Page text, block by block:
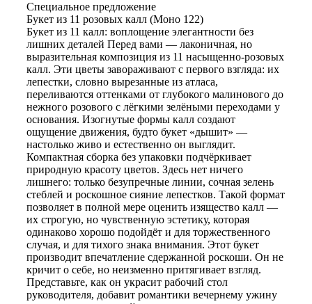
Специальное предложение
Букет из 11 розовых калл (Моно 122)
Букет из 11 калл: воплощение элегантности без
лишних деталей Перед вами — лаконичная, но
выразительная композиция из 11 насыщенно-розовых
калл. Эти цветы завораживают с первого взгляда: их
лепестки, словно вырезанные из атласа,
переливаются оттенками от глубокого малинового до
нежного розового с лёгкими зелёными переходами у
основания. Изогнутые формы калл создают
ощущение движения, будто букет «дышит» —
настолько живо и естественно он выглядит.
Компактная сборка без упаковки подчёркивает
природную красоту цветов. Здесь нет ничего
лишнего: только безупречные линии, сочная зелень
стеблей и роскошное сияние лепестков. Такой формат
позволяет в полной мере оценить изящество калл —
их строгую, но чувственную эстетику, которая
одинаково хорошо подойдёт и для торжественного
случая, и для тихого знака внимания. Этот букет
производит впечатление сдержанной роскоши. Он не
кричит о себе, но неизменно притягивает взгляд.
Представьте, как он украсит рабочий стол
руководителя, добавит романтики вечернему ужину